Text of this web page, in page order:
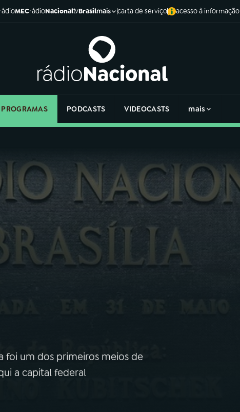
MECrádioNacionaltvBrasilmais carta de serviço acesso à informação
PROGRAMAS PODCASTS VIDEOCASTS mais
foi um dos primeiros meios de
a capital federal